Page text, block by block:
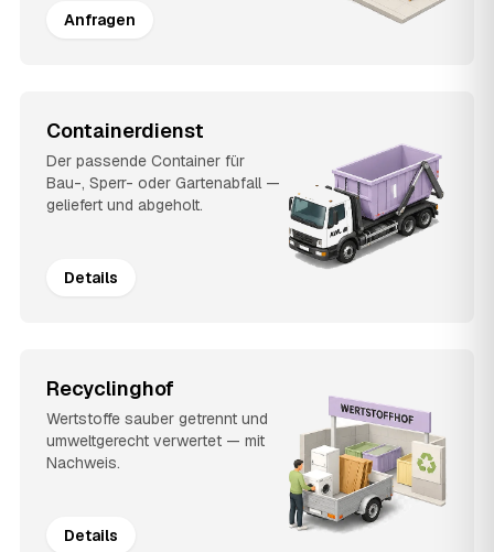
Anfragen
Containerdienst
Der passende Container für
Bau-, Sperr- oder Gartenabfall —
geliefert und abgeholt.
Details
Recyclinghof
Wertstoffe sauber getrennt und
umweltgerecht verwertet — mit
Nachweis.
Details